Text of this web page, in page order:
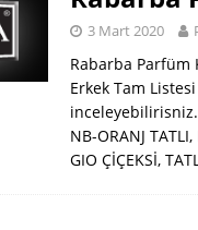
PARFÜM KODLARI
[ 31 Temmuz 2025 ]
Dp
3 Mart 2020
Rabarba Parfüm
Erkek Tam
inceleyebilirisniz.
NB-ORANJ
GIO ÇİÇEKSİ,